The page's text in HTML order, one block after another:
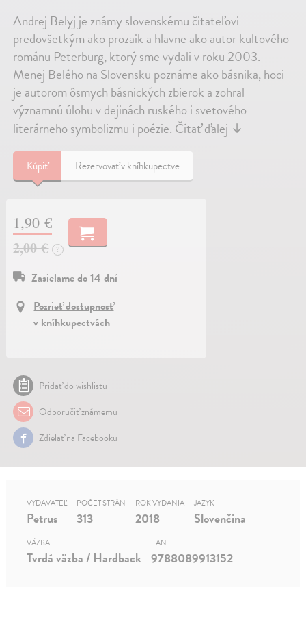
Andrej Belyj je známy slovenskému čitateľovi
predovšetkým ako prozaik a hlavne ako autor kultového
románu Peterburg, ktorý sme vydali v roku 2003.
Menej Belého na Slovensku poznáme ako básnika, hoci
je autorom ôsmych básnických zbierok a zohral
významnú úlohu v dejinách ruského i svetového
literárneho symbolizmu i poézie. Čítať ďalej ↓
Kúpiť Rezervovať v kníhkupectve
1,90 €
2,00 €
?
Zasielame do 14 dní
Pozrieť dostupnosť
v kníhkupectvách
Pridať do wishlistu
Odporučiť známemu
Zdielať na Facebooku
VYDAVATEĽ
Petrus
POČET STRÁN
313
ROK VYDANIA
2018
JAZYK
Slovenčina
VÄZBA
Tvrdá väzba / Hardback
EAN
9788089913152